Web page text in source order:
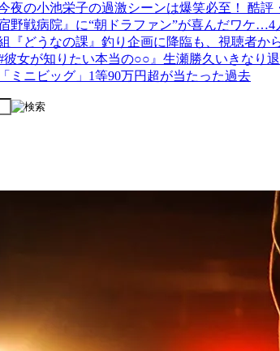
夜の小池栄子の過激シーンは爆笑必至！ 酷
野戦病院』に“朝ドラファン”が喜んだワケ
『どうなの課』釣り企画に降臨も、視聴者か
女が知りたい本当の○○』生瀬勝久いきなり
ミニビッグ」1等90万円超が当たった過去